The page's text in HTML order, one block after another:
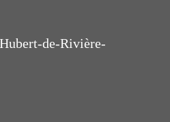
de-Rivière-